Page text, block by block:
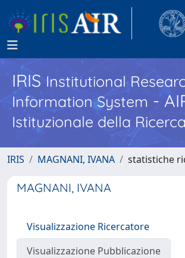
IRISInstitutional
Information System -
Istituzionale della Ricerca
IRIS MAGNANI, IVANA statistiche
MAGNANI, IVANA
Visualizzazione Ricercatore
Visualizzazione Pubblicazione